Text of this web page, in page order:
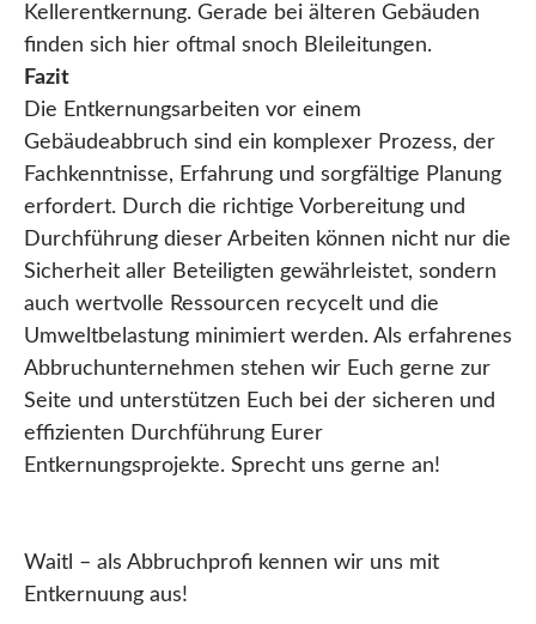
Kellerentkernung. Gerade bei älteren Gebäuden
finden sich hier oftmal snoch Bleileitungen.
Fazit
Die Entkernungsarbeiten vor einem
Gebäudeabbruch sind ein komplexer Prozess, der
Fachkenntnisse, Erfahrung und sorgfältige Planung
erfordert. Durch die richtige Vorbereitung und
Durchführung dieser Arbeiten können nicht nur die
Sicherheit aller Beteiligten gewährleistet, sondern
auch wertvolle Ressourcen recycelt und die
Umweltbelastung minimiert werden. Als erfahrenes
Abbruchunternehmen stehen wir Euch gerne zur
Seite und unterstützen Euch bei der sicheren und
effizienten Durchführung Eurer
Entkernungsprojekte. Sprecht uns gerne an!
Waitl – als Abbruchprofi kennen wir uns mit
Entkernuung aus!